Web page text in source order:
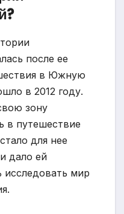
после ее
в Южную
в 2012 году.
зону
в путешествие
для нее
дало ей
мир